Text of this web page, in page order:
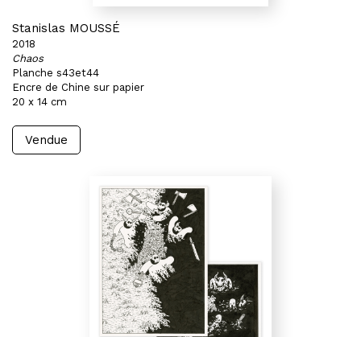
Stanislas MOUSSÉ
2018
Chaos
Planche s43et44
Encre de Chine sur papier
20 x 14 cm
Vendue